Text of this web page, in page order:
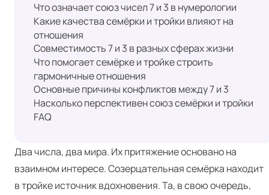
Что означает союз чисел 7 и 3 в нумерологии
Какие качества семёрки и тройки влияют на
отношения
Совместимость 7 и 3 в разных сферах жизни
Что помогает семёрке и тройке строить
гармоничные отношения
Основные причины конфликтов между 7 и 3
Насколько перспективен союз семёрки и тройки
FAQ
Два числа, два мира. Их притяжение основано на
взаимном интересе. Созерцательная семёрка находит
в тройке источник вдохновения. Та, в свою очередь,